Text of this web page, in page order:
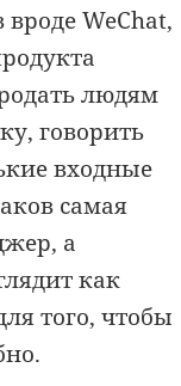
WeChat,
людям
говорить
входные
самая
а
как
того, чтобы